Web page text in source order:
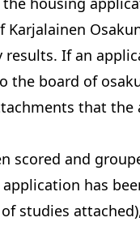
If an
the board of
that
scored and
has
studies